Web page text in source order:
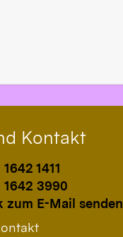
Kontakt
1411
1642 3990
zum E-Mail senden